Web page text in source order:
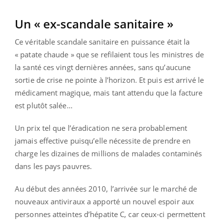
Un « ex-scandale sanitaire »
Ce véritable scandale sanitaire en puissance était la
« patate chaude » que se refilaient tous les ministres de
la santé ces vingt dernières années, sans qu’aucune
sortie de crise ne pointe à l’horizon. Et puis est arrivé le
médicament magique, mais tant attendu que la facture
est plutôt salée…
Un prix tel que l’éradication ne sera probablement
jamais effective puisqu’elle nécessite de prendre en
charge les dizaines de millions de malades contaminés
dans les pays pauvres.
Au début des années 2010, l’arrivée sur le marché de
nouveaux antiviraux a apporté un nouvel espoir aux
personnes atteintes d’hépatite C, car ceux-ci permettent